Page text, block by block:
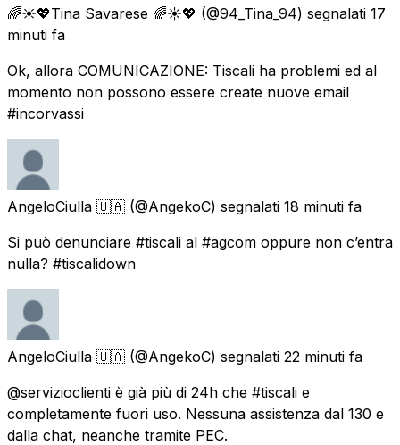
🌈☀️💖Tina Savarese 🌈☀️💖 (@94_Tina_94) segnalati 17
minuti fa
Ok, allora COMUNICAZIONE: Tiscali ha problemi ed al
momento non possono essere create nuove email
#incorvassi
AngeloCiulla 🇺🇦 (@AngekoC) segnalati 18 minuti fa
Si può denunciare #tiscali al #agcom oppure non c’entra
nulla? #tiscalidown
AngeloCiulla 🇺🇦 (@AngekoC) segnalati 22 minuti fa
@servizioclienti è già più di 24h che #tiscali e
completamente fuori uso. Nessuna assistenza dal 130 e
dalla chat, neanche tramite PEC.